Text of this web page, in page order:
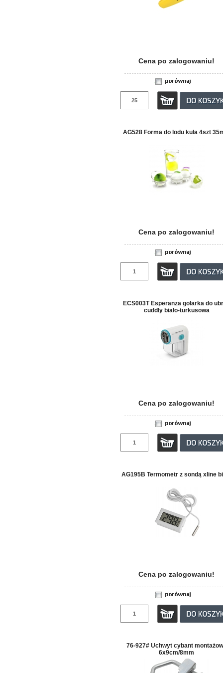
Cena po zalogowaniu!
AG528 Forma do lodu kula 4szt
Cena po zalogowaniu!
ECS003T Esperanza golarka do
cuddly biało-turkusowa
Cena po zalogowaniu!
AG195B Termometr z sondą xline
Cena po zalogowaniu!
76-927# Uchwyt cybant
6x9cm/8mm